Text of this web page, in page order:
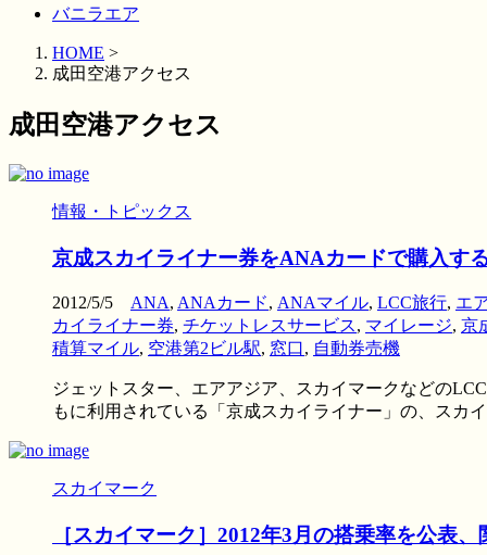
バニラエア
HOME >
成田空港アクセス
成田空港アクセス
情報・トピックス
京成スカイライナー券をANAカードで購入す
2012/5/5 ANA, ANAカード, ANAマイル, LCC旅行, エ
カイライナー券, チケットレスサービス, マイレージ, 京
積算マイル, 空港第2ビル駅, 窓口, 自動券売機
ジェットスター、エアアジア、スカイマークなどの
もに利用されている「京成スカイライナー」の、スカ
スカイマーク
［スカイマーク］2012年3月の搭乗率を公表